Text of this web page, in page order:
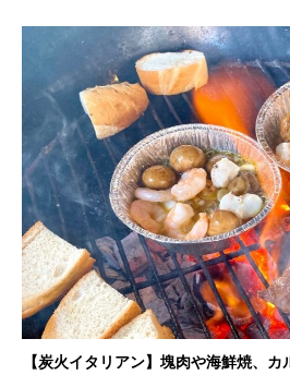
【炭火イタリアン】塊肉や海鮮焼、カ